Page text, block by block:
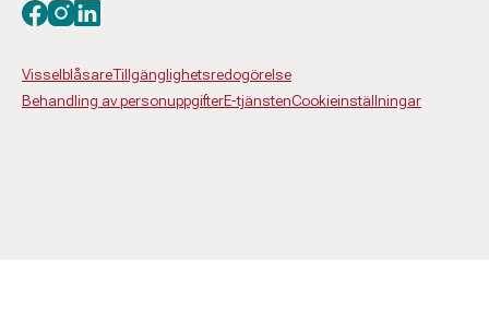
VisselblåsareTillgänglighetsredogörelse
Behandling av personuppgifterE-tjänstenCookieinställningar
Besök oss på facebook
Besök oss på instagram
Besök oss på linkedin